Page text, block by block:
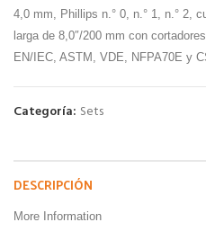
4,0 mm, Phillips n.° 0, n.° 1, n.° 2,
larga de 8,0″/200 mm con
EN/IEC, ASTM, VDE, NFPA70E y
Categoría: Sets
DESCRIPCIÓN
More Information